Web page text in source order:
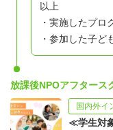
以上
・実施したプ
・参加した子
放課後NPOアフタース
国内外イ